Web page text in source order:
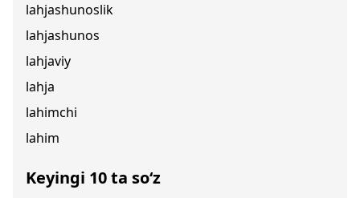
lahjashunoslik
lahjashunos
lahjaviy
lahja
lahimchi
lahim
Keyingi 10 ta so‘z